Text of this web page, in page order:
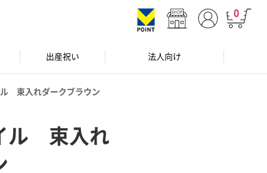
0
出産祝い 法人向け
束入れダークブラウン
ル 束入れ